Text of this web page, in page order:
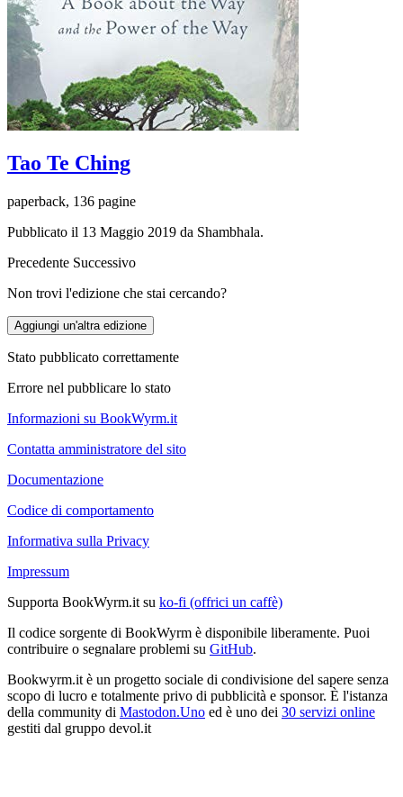
Tao Te Ching
paperback, 136 pagine
Pubblicato il 13 Maggio 2019 da Shambhala.
Precedente Successivo
Non trovi l'edizione che stai cercando?
Aggiungi un'altra edizione
Stato pubblicato correttamente
Errore nel pubblicare lo stato
Informazioni su BookWyrm.it
Contatta amministratore del sito
Documentazione
Codice di comportamento
Informativa sulla Privacy
Impressum
Supporta BookWyrm.it su ko-fi (offrici un caffè)
Il codice sorgente di BookWyrm è disponibile liberamente. Puoi
contribuire o segnalare problemi su GitHub.
Bookwyrm.it è un progetto sociale di condivisione del sapere senza
scopo di lucro e totalmente privo di pubblicità e sponsor. È l'istanza
della community di Mastodon.Uno ed è uno dei 30 servizi online
gestiti dal gruppo devol.it